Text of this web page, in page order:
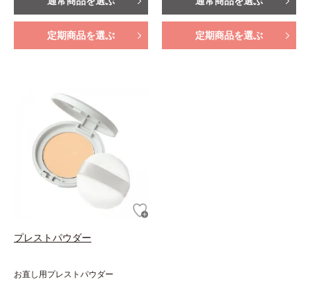
定期商品を選ぶ 定期商品を選ぶ
プレストパウダー
お直し用プレストパウダー